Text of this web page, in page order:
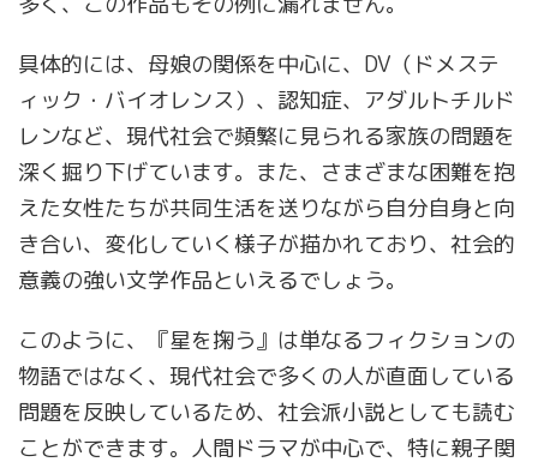
具体的には、母娘の関係を中心に、DV（ドメステ
ィック・バイオレンス）、認知症、アダルトチルド
レンなど、現代社会で頻繁に見られる家族の問題を
深く掘り下げています。また、さまざまな困難を抱
えた女性たちが共同生活を送りながら自分自身と向
き合い、変化していく様子が描かれており、社会的
意義の強い文学作品といえるでしょう。
このように、『星を掬う』は単なるフィクションの
物語ではなく、現代社会で多くの人が直面している
問題を反映しているため、社会派小説としても読む
ことができます。人間ドラマが中心で、特に親子関